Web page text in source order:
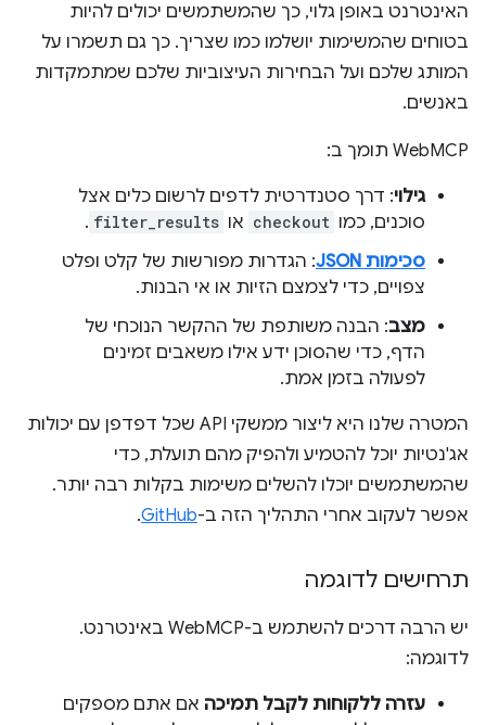
האינטרנט באופן גלוי, כך שהמשתמשים יכולים להיות
בטוחים שהמשימות יושלמו כמו שצריך. כך גם תשמרו על
המותג שלכם ועל הבחירות העיצוביות שלכם שמתמקדות
באנשים.
‫WebMCP תומך ב:
גילוי: דרך סטנדרטית לדפים לרשום כלים אצל
סוכנים, כמו checkout או filter_results
.
סכימות JSON
: הגדרות מפורשות של קלט ופלט
צפויים, כדי לצמצם הזיות או אי הבנות.
מצב: הבנה משותפת של ההקשר הנוכחי של
הדף, כדי שהסוכן ידע אילו משאבים זמינים
לפעולה בזמן אמת.
המטרה שלנו היא ליצור ממשקי API שכל דפדפן עם יכולות
אג'נטיות יוכל להטמיע ולהפיק מהם תועלת, כדי
שהמשתמשים יוכלו להשלים משימות בקלות רבה יותר.
אפשר לעקוב אחרי התהליך הזה ב-GitHub
.
תרחישים לדוגמה
יש הרבה דרכים להשתמש ב-WebMCP באינטרנט.
לדוגמה:
עזרה ללקוחות לקבל תמיכה אם אתם מספקים